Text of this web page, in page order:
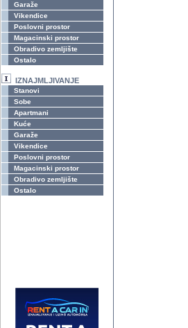
Garaže
Vikendice
Poslovni prostor
Magacinski prostor
Obradivo zemljište
Ostalo
IZNAJMLJIVANJE
Stanovi
Sobe
Apartmani
Kuće
Garaže
Vikendice
Poslovni prostor
Magacinski prostor
Obradivo zemljište
Ostalo